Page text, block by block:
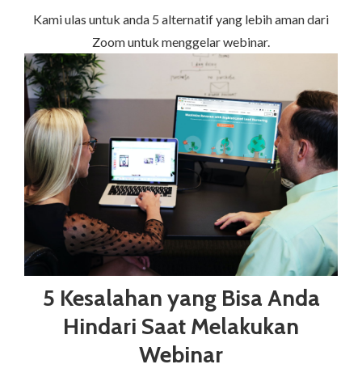
Kami ulas untuk anda 5 alternatif yang lebih aman dari
Zoom untuk menggelar webinar.
5 Kesalahan yang Bisa Anda
Hindari Saat Melakukan
Webinar